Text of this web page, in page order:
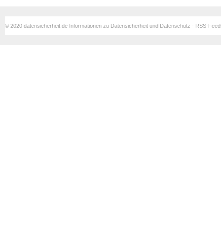
© 2020 datensicherheit.de Informationen zu Datensicherheit und Datenschutz - RSS-